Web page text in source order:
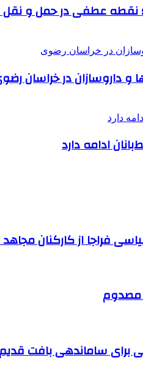
و داروسازان در خراسان
ادامه دارد
فراجا از کارکنان